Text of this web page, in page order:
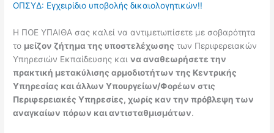
ΟΠΣΥΔ: Εγχειρίδιο υποβολής δικαιολογητικών!!
Η ΠΟΕ ΥΠΑΙΘΑ σας καλεί να αντιμετωπίσετε με σοβαρότητα
το μείζον ζήτημα της υποστελέχωσης των Περιφερειακών
Υπηρεσιών Εκπαίδευσης καινα αναθεωρήσετε την
πρακτική μετακύλισης αρμοδιοτήτων της Κεντρικής
Υπηρεσίας και άλλων Υπουργείων/Φορέων στις
Περιφερειακές Υπηρεσίες, χωρίς καν την πρόβλεψη των
αναγκαίων πόρων και αντισταθμισμάτων.